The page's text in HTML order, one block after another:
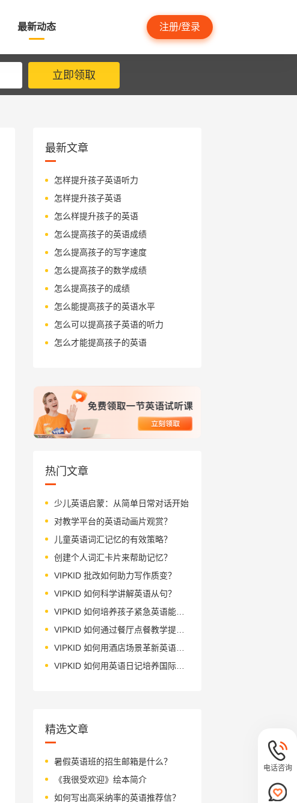
最新动态 注册/登录
立即领取
最新文章
怎样提升孩子英语听力
怎样提升孩子英语
怎么样提升孩子的英语
怎么提高孩子的英语成绩
怎么提高孩子的写字速度
怎么提高孩子的数学成绩
怎么提高孩子的成绩
怎么能提高孩子的英语水平
怎么可以提高孩子英语的听力
怎么才能提高孩子的英语
热门文章
少儿英语启蒙：从简单日常对话开始
对教学平台的英语动画片观赏？
儿童英语词汇记忆的有效策略？
创建个人词汇卡片来帮助记忆？
VIPKID 批改如何助力写作质变？
VIPKID 如何科学讲解英语从句？
VIPKID 如何培养孩子紧急英语能力？
VIPKID 如何通过餐厅点餐教学提升少儿英语应用能力？
VIPKID 如何用酒店场景革新英语教学？
VIPKID 如何用英语日记培养国际化人才？
精选文章
暑假英语班的招生邮箱是什么？
《我很受欢迎》绘本简介
如何写出高采纳率的英语推荐信？
电话咨询